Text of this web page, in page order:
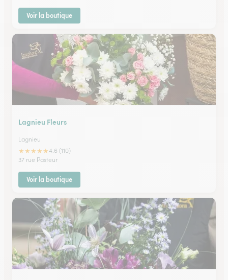
Voir la boutique
Lagnieu Fleurs
Lagnieu
★★★★★4.6 (110)
37 rue Pasteur
Voir la boutique